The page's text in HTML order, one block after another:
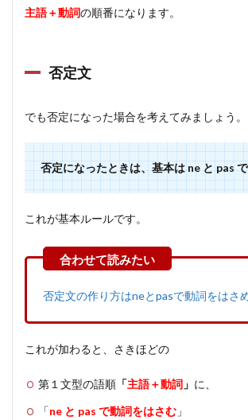
主語＋動詞の順番になります。
否定文
でも否定になった場合を考えてみましょう。
否定になったときは、基本は ne と pas
これが基本ルールです。
否定文の作り方はneとpasで動詞をはさ
これが加わると、さきほどの
第１文型の語順 「主語＋動詞 」 に、
「ne と pas で動詞をはさむ 」